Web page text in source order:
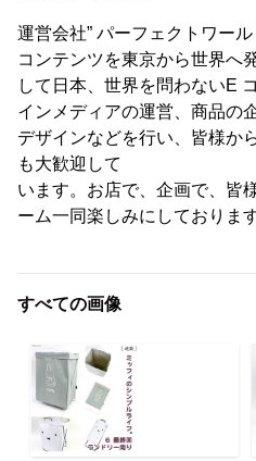
運営会社” パーフェクトワー
コンテンツを東京から世界へ
して日本、世界を問わないE
インメディアの運営、商品の
デザインなどを行い、皆様か
も大歓迎して
います。お店で、企画で、皆
ーム一同楽しみにしております
すべての画像